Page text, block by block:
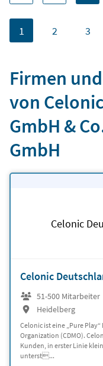
1 2 3
Firmen
von
GmbH &
GmbH
Celonic
Celonic
51-500 Mitarbeiter
Heidelberg
Celonic ist eine „Pure
Organization (CDMO).
Kunden, in erster Linie
unterst...